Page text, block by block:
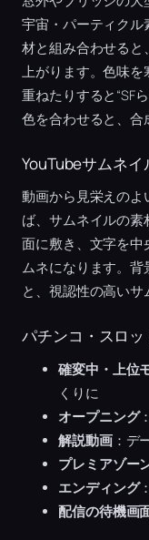
宇宙・パーティク
材と組み合わせる
上がります。色味を
重ねたりすると“SF
色を合わせると、合
YouTubeサムネイ
動画から見栄えのよ
ば、サムネイルの
面に敷き、文字を中
ムネになります。背
と、視認性の高いサ
パチンコ・スロ
確変中・上位
くりに
オープニング
解説動画：デ
プレミアゾー
エンディング
配信の待機画